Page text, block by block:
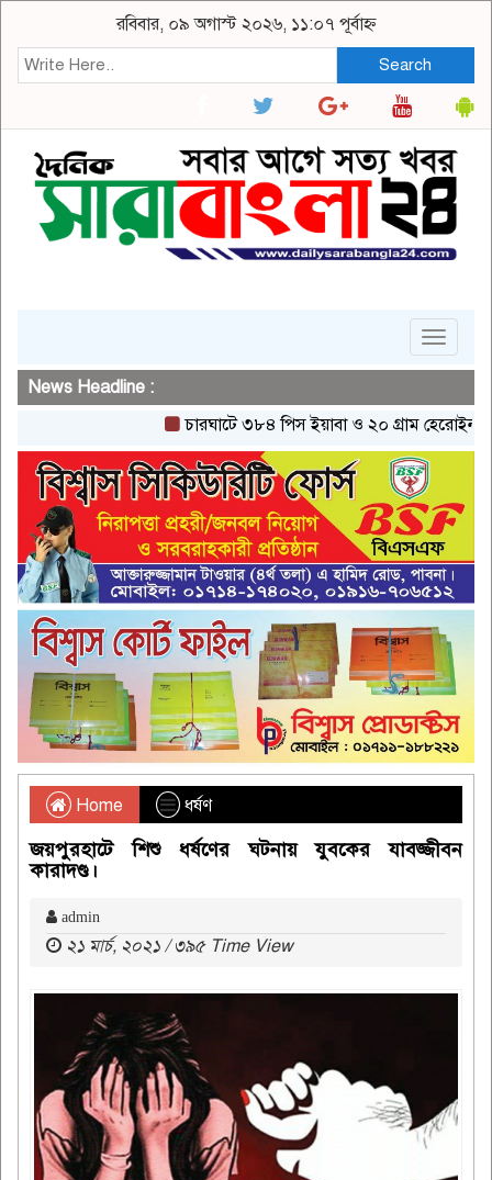
রবিবার, ০৯ অগাস্ট ২০২৬, ১১:০৭ পূর্বাহ্ন
Search
Toggle
News Headline :
চারঘাটে ৩৮৪ পিস ইয়াবা ও ২০ গ্রাম হেরোইনসহ
Home ধর্ষণ
জয়পুরহাটে শিশু ধর্ষণের ঘটনায় যুবকের যাবজ্জীবন
কারাদণ্ড।
admin
২১ মার্চ, ২০২১ / ৩৯৫ Time View